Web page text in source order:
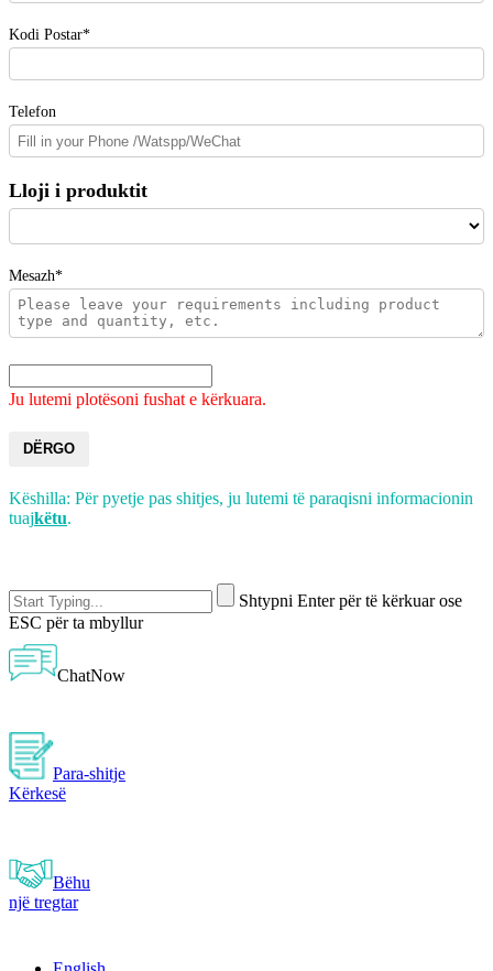
Kodi Postar*
Telefon
Lloji i produktit
Mesazh*
Ju lutemi plotësoni fushat e kërkuara.
DËRGO
Këshilla: Për pyetje pas shitjes, ju lutemi të paraqisni informacionin
tuajkëtu.
Shtypni Enter për të kërkuar ose
ESC për ta mbyllur
ChatNow
Para-shitje
Kërkesë
Bëhu
një tregtar